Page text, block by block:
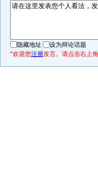
隐藏地址
设为辩论话题
*欢迎您注册发言。请点击右上角